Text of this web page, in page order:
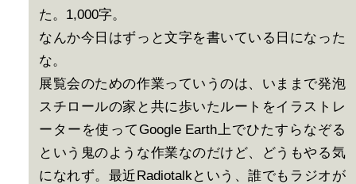
た。1,000字。
なんか今日はずっと文字を書いている日になった
な。
展覧会のための作業っていうのは、いままで発泡
スチロールの家と共に歩いたルートをイラストレ
ーターを使ってGoogle Earth上でひたすらなぞる
という鬼のような作業なのだけど、どうもやる気
になれず。最近Radiotalkという、誰でもラジオが